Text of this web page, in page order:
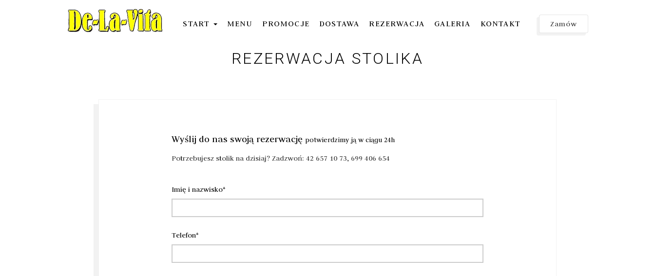
START MENU PROMOCJE DOSTAWA REZERWACJA GALERIA KONTAKT Zamów
REZERWACJA STOLIKA
Wyślij do nas swoją rezerwację potwierdzimy ją w ciągu 24h
Potrzebujesz stolik na dzisiaj? Zadzwoń: 42 657 10 73, 699 406 654
Imię i nazwisko*
Telefon*